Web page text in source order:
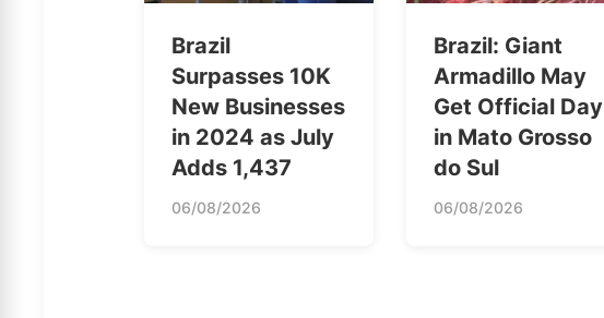
Brazil
Surpasses 10K
New Businesses
in 2024 as July
Adds 1,437
06/08/2026
Brazil: Giant
Armadillo May
Get Official Day
in Mato Grosso
do Sul
06/08/2026